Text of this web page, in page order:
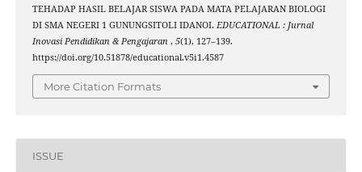
TEHADAP HASIL BELAJAR SISWA PADA MATA PELAJARAN BIOLOGI
DI SMA NEGERI 1 GUNUNGSITOLI IDANOI. EDUCATIONAL : Jurnal
Inovasi Pendidikan & Pengajaran , 5(1), 127–139.
https://doi.org/10.51878/educational.v5i1.4587
More Citation Formats
ISSUE